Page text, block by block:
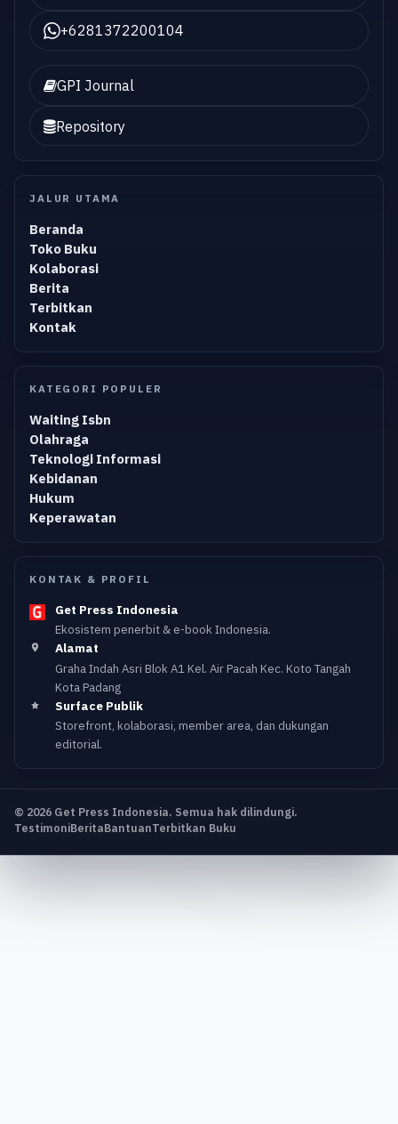
+6281372200104
GPI Journal
Repository
JALUR UTAMA
Beranda
Toko Buku
Kolaborasi
Berita
Terbitkan
Kontak
KATEGORI POPULER
Waiting Isbn
Olahraga
Teknologi Informasi
Kebidanan
Hukum
Keperawatan
KONTAK & PROFIL
Get Press Indonesia
Ekosistem penerbit & e-book Indonesia.
Alamat
Graha Indah Asri Blok A1 Kel. Air Pacah Kec. Koto Tangah
Kota Padang
Surface Publik
Storefront, kolaborasi, member area, dan dukungan
editorial.
© 2026 Get Press Indonesia. Semua hak dilindungi.
TestimoniBeritaBantuanTerbitkan Buku